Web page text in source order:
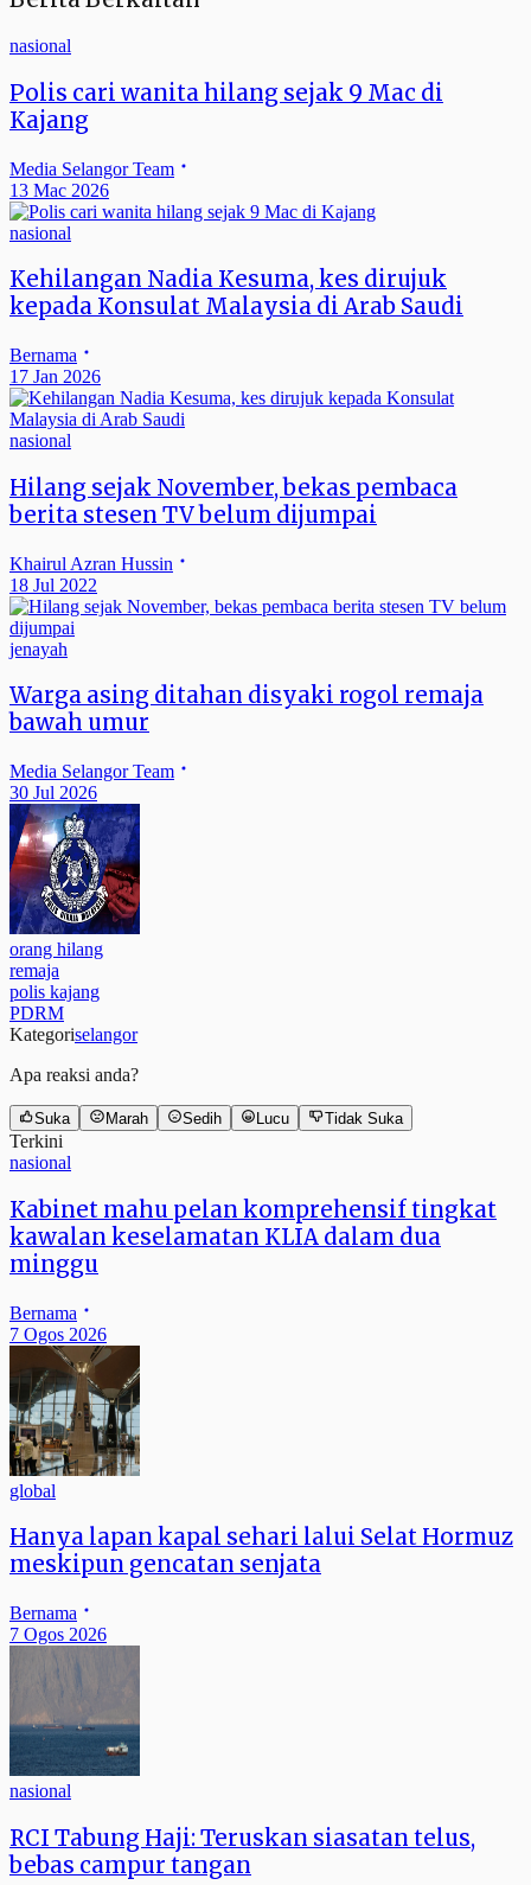
nasional
Polis cari wanita hilang sejak 9 Mac di
Kajang
Media Selangor Team
13 Mac 2026
nasional
Kehilangan Nadia Kesuma, kes dirujuk
kepada Konsulat Malaysia di Arab Saudi
Bernama
17 Jan 2026
nasional
Hilang sejak November, bekas pembaca
berita stesen TV belum dijumpai
Khairul Azran Hussin
18 Jul 2022
jenayah
Warga asing ditahan disyaki rogol remaja
bawah umur
Media Selangor Team
30 Jul 2026
orang hilang
remaja
polis kajang
PDRM
Kategoriselangor
Apa reaksi anda?
Suka Marah Sedih Lucu Tidak Suka
Terkini
nasional
Kabinet mahu pelan komprehensif tingkat
kawalan keselamatan KLIA dalam dua
minggu
Bernama
7 Ogos 2026
global
Hanya lapan kapal sehari lalui Selat Hormuz
meskipun gencatan senjata
Bernama
7 Ogos 2026
nasional
RCI Tabung Haji: Teruskan siasatan telus,
bebas campur tangan